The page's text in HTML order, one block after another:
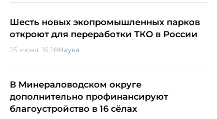
Шесть новых экопромышленных парков
откроют для переработки ТКО в России
25 июня, 16:28Наука
В Минераловодском округе
дополнительно профинансируют
благоустройство в 16 сёлах